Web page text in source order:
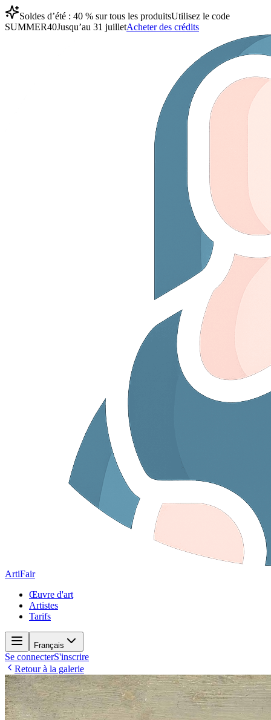
Soldes d’été : 40 % sur tous les produitsUtilisez le code
SUMMER40Jusqu’au 31 juilletAcheter des crédits
ArtiFair
Œuvre d'art
Artistes
Tarifs
Français
Se connecterS'inscrire
Retour à la galerie